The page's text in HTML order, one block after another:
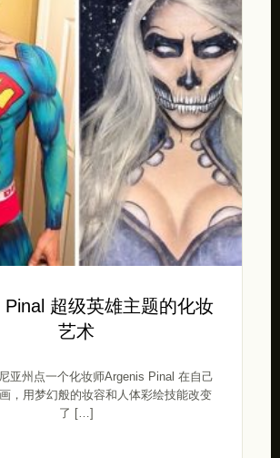
Pinal 超级英雄主题的化妆
艺术
亚州点一个化妆师Argenis Pinal 在自己
，用梦幻般的妆容和人体彩绘技能改变
了 […]